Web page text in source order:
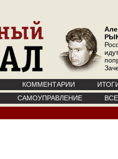
КОММЕНТАРИИ
САМОУПРАВЛЕНИЕ